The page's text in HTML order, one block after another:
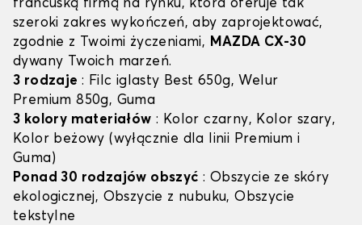
francuską firmą na rynku, która oferuje tak
szeroki zakres wykończeń, aby zaprojektować,
zgodnie z Twoimi życzeniami, MAZDA CX-30
dywany Twoich marzeń.
3 rodzaje : Filc iglasty Best 650g, Welur
Premium 850g, Guma
3 kolory materiałów : Kolor czarny, Kolor szary,
Kolor beżowy (wyłącznie dla linii Premium i
Guma)
Ponad 30 rodzajów obszyć : Obszycie ze skóry
ekologicznej, Obszycie z nubuku, Obszycie
tekstylne